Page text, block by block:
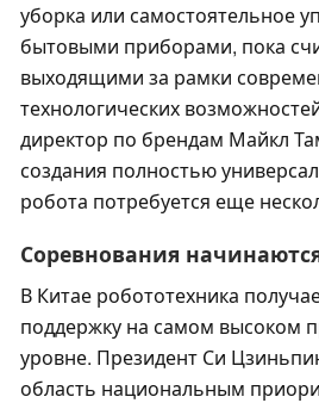
уборка или самостоятельное
бытовыми приборами, пока
выходящими за рамки
технологических
директор по брендам Майкл
создания полностью
робота потребуется еще
Соревнования
В Китае робототехника
поддержку на самом высоком
уровне. Президент Си
область национальным